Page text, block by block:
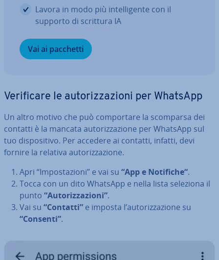
Lavora in modo più in­tel­li­gen­te con il
supporto di scrittura IA
Vai ai pacchetti
Ve­ri­fi­ca­re le au­to­riz­za­zio­ni per WhatsApp
Un altro motivo che può com­por­ta­re la scomparsa dei
contatti è la mancata au­to­riz­za­zio­ne per WhatsApp sul
tuo di­spo­si­ti­vo. Per accedere ai contatti, infatti, devi
fornire la relativa au­to­riz­za­zio­ne.
Apri “Im­po­sta­zio­ni” e vai su “App e Notifiche“.
Tocca con un dito WhatsApp e nella lista seleziona il
punto “Au­to­riz­za­zio­ni”.
Vai su “Contatti” e imposta l’au­to­riz­za­zio­ne su
“Consenti”.